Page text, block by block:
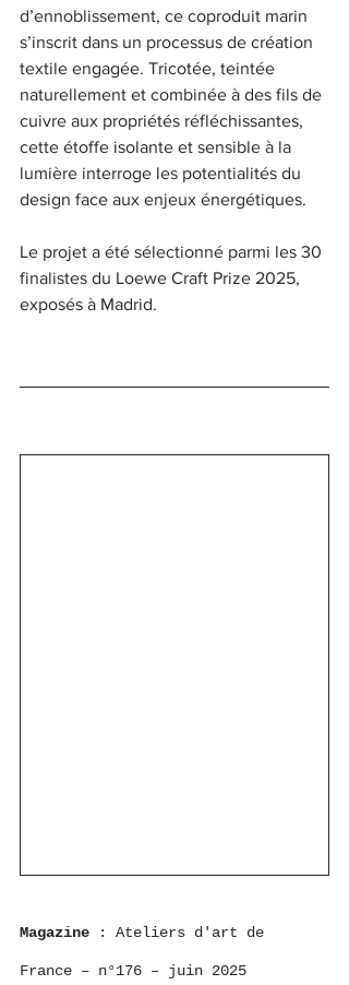
d’ennoblissement, ce coproduit marin
s’inscrit dans un processus de création
textile engagée. Tricotée, teintée
naturellement et combinée à des fils de
cuivre aux propriétés réfléchissantes,
cette étoffe isolante et sensible à la
lumière interroge les potentialités du
design face aux enjeux énergétiques.
Le projet a été sélectionné parmi les 30
finalistes du Loewe Craft Prize 2025,
exposés à Madrid.
Magazine : Ateliers d'art de
France – n°176 – juin 2025